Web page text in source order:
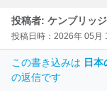
投稿者: ケンブリッ
投稿日時：2026年 05月
この書き込みは 日
の返信です